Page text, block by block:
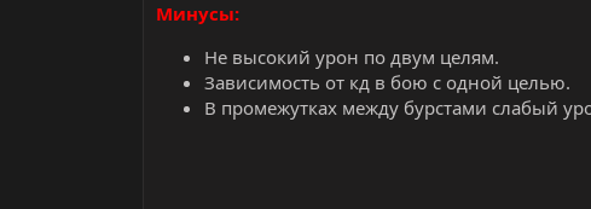
Минусы:
Не высокий урон по двум целям.
Зависимость от кд в бою с одной целью.
В промежутках между бурстами слабый